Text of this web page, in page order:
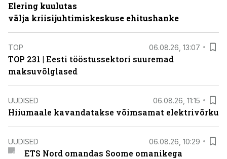
Elering kuulutas
välja kriisijuhtimiskeskuse ehitushanke
TOP 06.08.26, 13:07
TOP 231 | Eesti tööstussektori suuremad
maksuvõlglased
UUDISED 06.08.26, 11:15
Hiiumaale kavandatakse võimsamat elektrivõrku
UUDISED 06.08.26, 10:29
ETS Nord omandas Soome omanikega